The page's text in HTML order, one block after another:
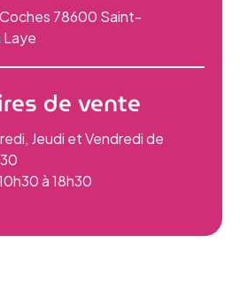
78600 Saint-
Laye
de vente
Jeudi et Vendredi de
à 18h30